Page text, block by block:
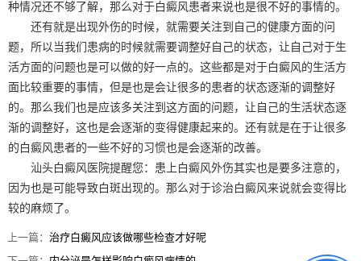
种情况还不够了解，那么对于白癜风患者来说也是很不好的事情的。
还有就是出现外伤的时候，就需要关注到自己的健康方面的问
题，所以当我们患病的时候就需要调整好自己的状态，让自己对于生
活方面的问题也是可以做的好一点的。这些都是对于白癜风的生活方
面比较重要的事情，但是也是会让很多的患者的状态逐渐的调整好
的。那么我们也是应该多关注到这方面的问题，让自己的生活状态逐
渐的调整好，这也是会逐渐的变得健康起来的。还有就是在于让很多
的白癜风患者的一些不好的习惯也是会逐渐的改善。
汕头白癜风医院提醒您：患上白癜风外伤其实也是要多注意的，
因为也是可能导致白斑出现的。那么对于诊治白癜风来说就会变得比
较的麻烦了。
上一篇：治疗白癜风应该做哪些检查才好呢